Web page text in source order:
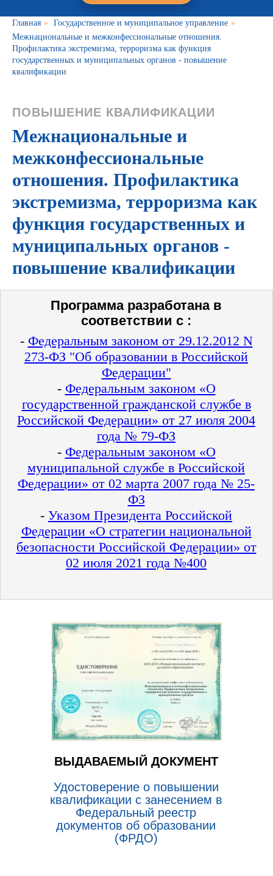
Главная » Государственное и муниципальное управление »
Межнациональные и межконфессиональные отношения.
Профилактика экстремизма, терроризма как функция
государственных и муниципальных органов - повышение
квалификации
ПОВЫШЕНИЕ КВАЛИФИКАЦИИ
Межнациональные и
межконфессиональные
отношения. Профилактика
экстремизма, терроризма как
функция государственных и
муниципальных органов -
повышение квалификации
Программа разработана в
соответствии с :
- Федеральным законом от 29.12.2012 N
273-ФЗ "Об образовании в Российской
Федерации"
- Федеральным законом «О
государственной гражданской службе в
Российской Федерации» от 27 июля 2004
года № 79-ФЗ
- Федеральным законом «О
муниципальной службе в Российской
Федерации» от 02 марта 2007 года № 25-
ФЗ
- Указом Президента Российской
Федерации «О стратегии национальной
безопасности Российской Федерации» от
02 июля 2021 года №400
ВЫДАВАЕМЫЙ ДОКУМЕНТ
Удостоверение о повышении
квалификации с занесением в
Федеральный реестр
документов об образовании
(ФРДО)